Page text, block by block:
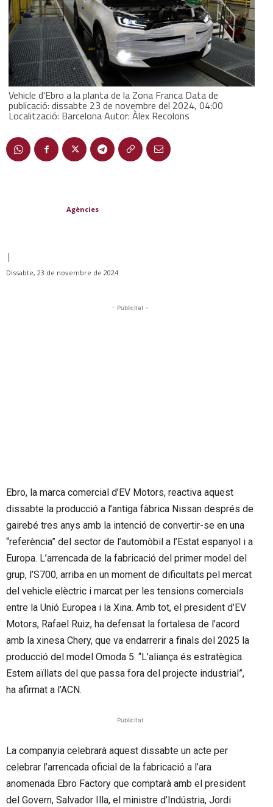
Vehicle d'Ebro a la planta de la Zona Franca Data de
publicació: dissabte 23 de novembre del 2024, 04:00
Localització: Barcelona Autor: Àlex Recolons
Agències
|
Dissabte, 23 de novembre de 2024
- Publicitat -
Ebro, la marca comercial d’EV Motors, reactiva aquest
dissabte la producció a l’antiga fàbrica Nissan després de
gairebé tres anys amb la intenció de convertir-se en una
“referència” del sector de l’automòbil a l’Estat espanyol i a
Europa. L’arrencada de la fabricació del primer model del
grup, l’S700, arriba en un moment de dificultats pel mercat
del vehicle elèctric i marcat per les tensions comercials
entre la Unió Europea i la Xina. Amb tot, el president d’EV
Motors, Rafael Ruiz, ha defensat la fortalesa de l’acord
amb la xinesa Chery, que va endarrerir a finals del 2025 la
producció del model Omoda 5. “L’aliança és estratègica.
Estem aïllats del que passa fora del projecte industrial”,
ha afirmat a l’ACN.
Publicitat
La companyia celebrarà aquest dissabte un acte per
celebrar l’arrencada oficial de la fabricació a l’ara
anomenada Ebro Factory que comptarà amb el president
del Govern, Salvador Illa, el ministre d’Indústria, Jordi